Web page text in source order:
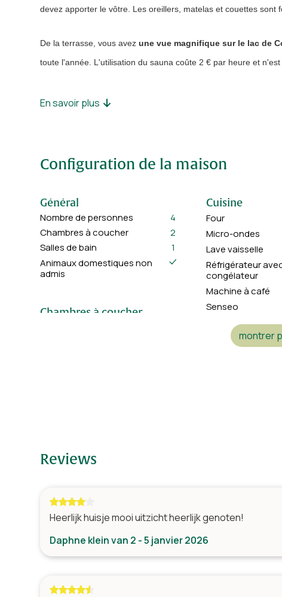
devez apporter le vôtre. Les oreillers, matelas et couettes sont
De la terrasse, vous avezune vue magnifique sur le lac de
toute l'année. L'utilisation du sauna coûte 2 € par heure et n'est
La villa n'est pas louée à des groupes de jeunes en raison de
Les animaux ne sont pas autorisés dans cette propriété.
En savoir plus
Configuration de la maison
Général
Nombre de personnes
4
Chambres à coucher
2
Salles de bain
1
Animaux domestiques non
admis
Chambres à coucher
Cuisine
Four
Micro-ondes
Lave vaisselle
Réfrigérateur
congélateur
Machine à café
Senseo
Bouilloire
montrer
Reviews
Heerlijk huisje mooi uitzicht heerlijk genoten!
Daphne klein van 2 - 5 janvier 2026